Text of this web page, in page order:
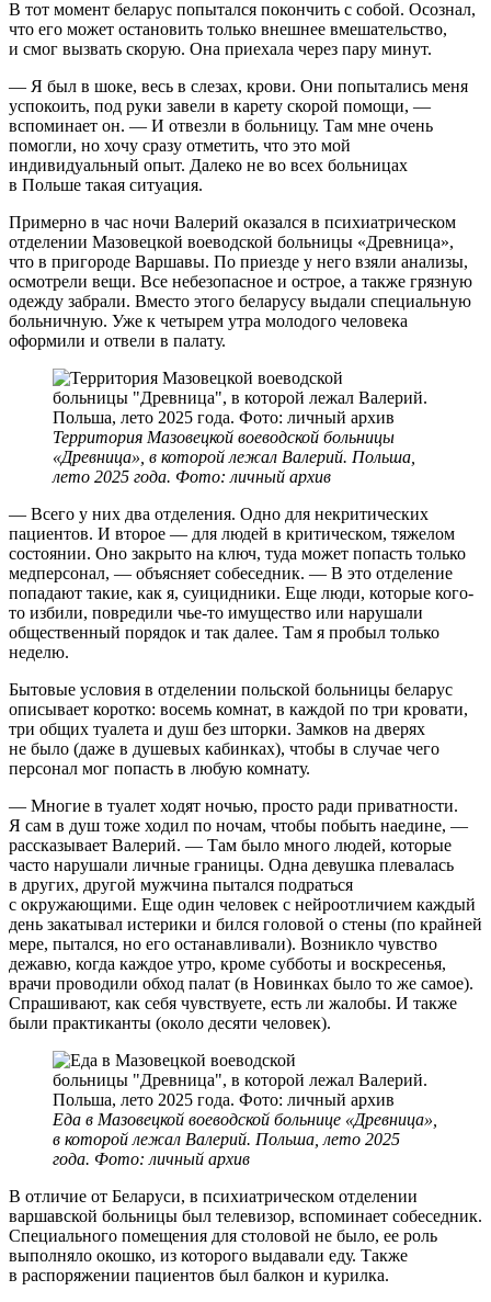
В тот момент беларус попытался покончить с собой. Осознал,
что его может остановить только внешнее вмешательство,
и смог вызвать скорую. Она приехала через пару минут.
— Я был в шоке, весь в слезах, крови. Они попытались меня
успокоить, под руки завели в карету скорой помощи, —
вспоминает он. — И отвезли в больницу. Там мне очень
помогли, но хочу сразу отметить, что это мой
индивидуальный опыт. Далеко не во всех больницах
в Польше такая ситуация.
Примерно в час ночи Валерий оказался в психиатрическом
отделении Мазовецкой воеводской больницы «Древница»,
что в пригороде Варшавы. По приезде у него взяли анализы,
осмотрели вещи. Все небезопасное и острое, а также грязную
одежду забрали. Вместо этого беларусу выдали специальную
больничную. Уже к четырем утра молодого человека
оформили и отвели в палату.
Территория Мазовецкой воеводской больницы
«Древница», в которой лежал Валерий. Польша,
лето 2025 года. Фото: личный архив
— Всего у них два отделения. Одно для некритических
пациентов. И второе — для людей в критическом, тяжелом
состоянии. Оно закрыто на ключ, туда может попасть только
медперсонал, — объясняет собеседник. — В это отделение
попадают такие, как я, суицидники. Еще люди, которые кого-
то избили, повредили чье-то имущество или нарушали
общественный порядок и так далее. Там я пробыл только
неделю.
Бытовые условия в отделении польской больницы беларус
описывает коротко: восемь комнат, в каждой по три кровати,
три общих туалета и душ без шторки. Замков на дверях
не было (даже в душевых кабинках), чтобы в случае чего
персонал мог попасть в любую комнату.
— Многие в туалет ходят ночью, просто ради приватности.
Я сам в душ тоже ходил по ночам, чтобы побыть наедине, —
рассказывает Валерий. — Там было много людей, которые
часто нарушали личные границы. Одна девушка плевалась
в других, другой мужчина пытался подраться
с окружающими. Еще один человек с нейроотличием каждый
день закатывал истерики и бился головой о стены (по крайней
мере, пытался, но его останавливали). Возникло чувство
дежавю, когда каждое утро, кроме субботы и воскресенья,
врачи проводили обход палат (в Новинках было то же самое).
Спрашивают, как себя чувствуете, есть ли жалобы. И также
были практиканты (около десяти человек).
Еда в Мазовецкой воеводской больнице «Древница»,
в которой лежал Валерий. Польша, лето 2025
года. Фото: личный архив
В отличие от Беларуси, в психиатрическом отделении
варшавской больницы был телевизор, вспоминает собеседник.
Специального помещения для столовой не было, ее роль
выполняло окошко, из которого выдавали еду. Также
в распоряжении пациентов был балкон и курилка.